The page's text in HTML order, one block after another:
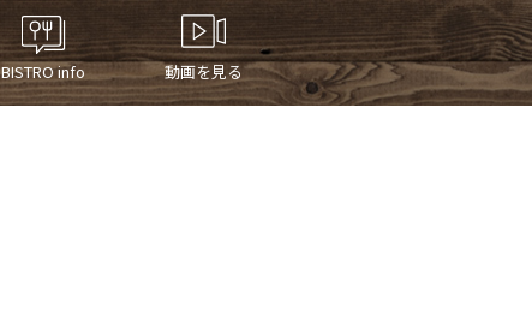
BISTRO info 動画を見る